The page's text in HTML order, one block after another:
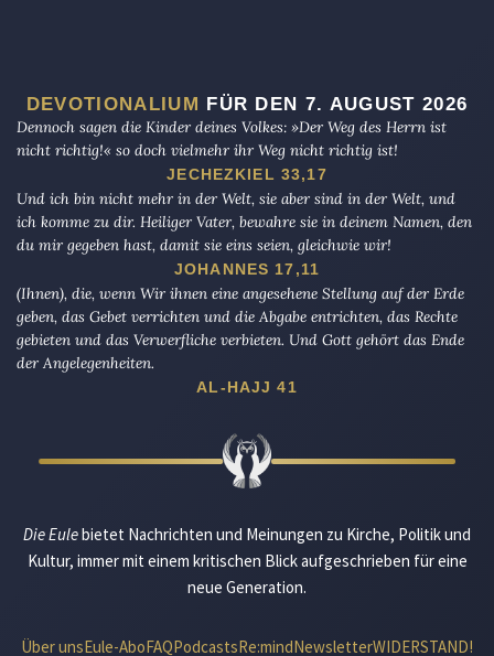
DEVOTIONALIUM FÜR DEN 7. AUGUST 2026
Dennoch sagen die Kinder deines Volkes: »Der Weg des Herrn ist
nicht richtig!« so doch vielmehr ihr Weg nicht richtig ist!
JECHEZKIEL 33,17
Und ich bin nicht mehr in der Welt, sie aber sind in der Welt, und
ich komme zu dir. Heiliger Vater, bewahre sie in deinem Namen, den
du mir gegeben hast, damit sie eins seien, gleichwie wir!
JOHANNES 17,11
(Ihnen), die, wenn Wir ihnen eine angesehene Stellung auf der Erde
geben, das Gebet verrichten und die Abgabe entrichten, das Rechte
gebieten und das Verwerfliche verbieten. Und Gott gehört das Ende
der Angelegenheiten.
AL-HAJJ 41
Die Eulebietet Nachrichten und Meinungen zu Kirche, Politik und
Kultur, immer mit einem kritischen Blick aufgeschrieben für eine
neue Generation.
Über unsEule-AboFAQPodcastsRe:mindNewsletterWIDERSTAND!